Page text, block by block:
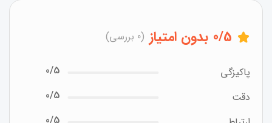
0/5 بدون امتیاز (0 بررسی)
پاکیزگی
0/5
دقت
0/5